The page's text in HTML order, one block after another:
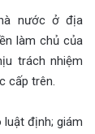
nước ở địa
làm chủ của
trách nhiệm
cấp trên.
định; giám